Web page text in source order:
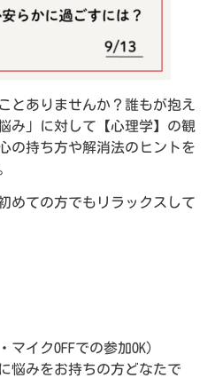
とありませんか？誰もが抱え
み」に対して【心理学】の観
の持ち方や解消法のヒントを
めての方でもリラックスして
イクOFFでの参加OK）
悩みをお持ちの方どなたで